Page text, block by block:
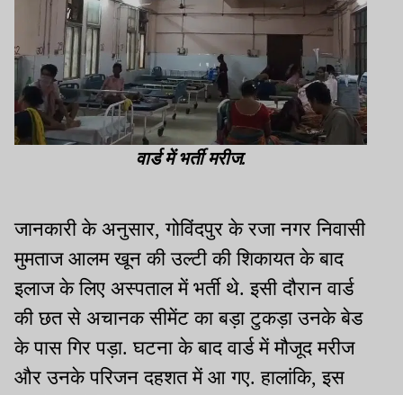
वार्ड में भर्ती मरीज.
जानकारी के अनुसार, गोविंदपुर के रजा नगर निवासी
मुमताज आलम खून की उल्टी की शिकायत के बाद
इलाज के लिए अस्पताल में भर्ती थे. इसी दौरान वार्ड
की छत से अचानक सीमेंट का बड़ा टुकड़ा उनके बेड
के पास गिर पड़ा. घटना के बाद वार्ड में मौजूद मरीज
और उनके परिजन दहशत में आ गए. हालांकि, इस